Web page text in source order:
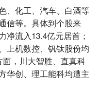
、化工、汽车、白酒等
信等。具体到个股来
净流入13.4亿元居首；
上机数控、钒钛股份均
，川大智胜、直真科
华创、理工能科均遭主